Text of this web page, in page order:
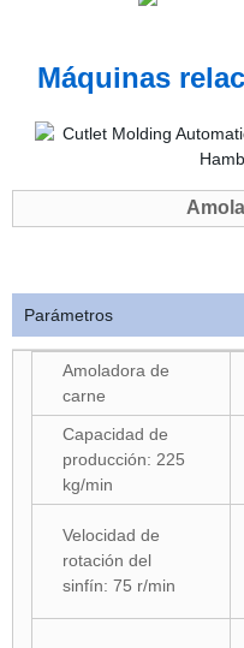
Máquinas
Parámetros
Amoladora de
carne
Capacidad de
producción: 225
kg/min
Velocidad de
rotación del
sinfín: 75 r/min